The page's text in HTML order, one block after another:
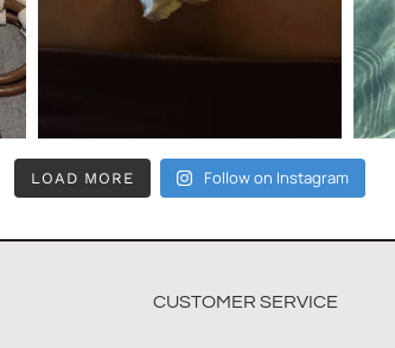
LOAD MORE Follow on Instagram
CUSTOMER SERVICE